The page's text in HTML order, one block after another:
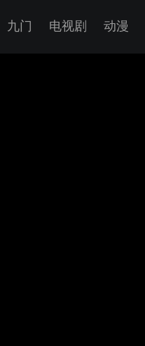
九门 电视剧 动漫